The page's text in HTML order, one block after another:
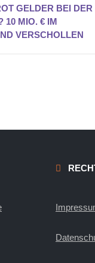
GELDER BEI DER
10 MIO. € IM
VERSCHOLLEN